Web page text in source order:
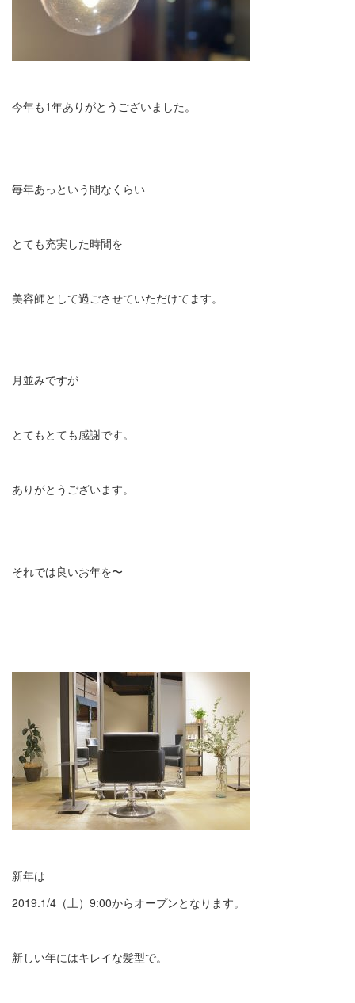
今年も1年ありがとうございました。
毎年あっという間なくらい
とても充実した時間を
美容師として過ごさせていただけてます。
月並みですが
とてもとても感謝です。
ありがとうございます。
それでは良いお年を〜
新年は
2019.1/4（土）9:00からオープンとなります。
新しい年にはキレイな髪型で。